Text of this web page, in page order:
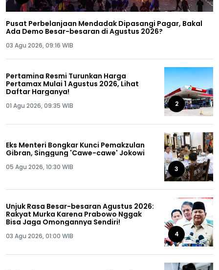
Pusat Perbelanjaan Mendadak Dipasangi Pagar, Bakal
Ada Demo Besar-besaran di Agustus 2026?
03 Agu 2026, 09:16 WIB
Pertamina Resmi Turunkan Harga
Pertamax Mulai 1 Agustus 2026, Lihat
Daftar Harganya!
01 Agu 2026, 09:35 WIB 2
Eks Menteri Bongkar Kunci Pemakzulan
Gibran, Singgung 'Cawe-cawe' Jokowi
05 Agu 2026, 10:30 WIB 3
Unjuk Rasa Besar-besaran Agustus 2026:
Rakyat Murka Karena Prabowo Nggak
Bisa Jaga Omongannya Sendiri!
03 Agu 2026, 01:00 WIB 4